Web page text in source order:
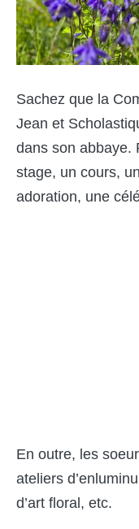
Sachez que la
Jean et
dans son abbaye.
stage, un cours,
adoration, une
En outre, les
ateliers
d’art floral, etc.